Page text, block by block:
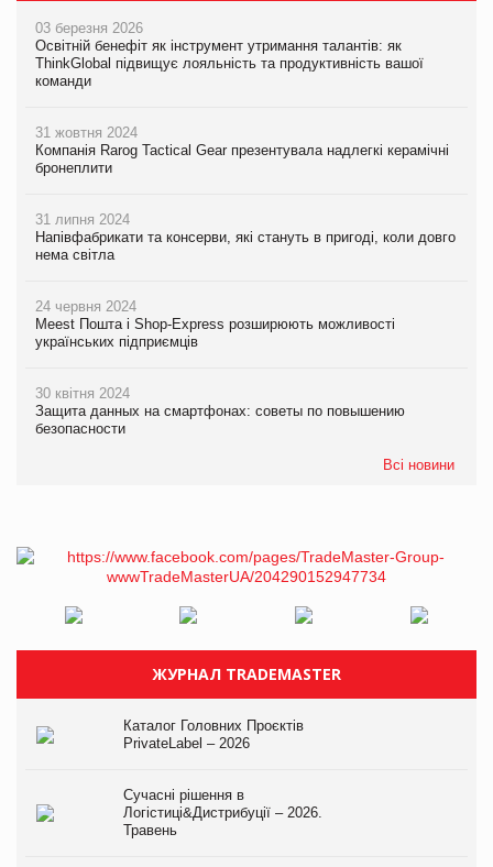
03 березня 2026
Освітній бенефіт як інструмент утримання талантів: як
ThinkGlobal підвищує лояльність та продуктивність вашої
команди
31 жовтня 2024
Компанія Rarog Tactical Gear презентувала надлегкі керамічні
бронеплити
31 липня 2024
Напівфабрикати та консерви, які стануть в пригоді, коли довго
нема світла
24 червня 2024
Meest Пошта і Shop-Express розширюють можливості
українських підприємців
30 квітня 2024
Защита данных на смартфонах: советы по повышению
безопасности
Всі новини
ЖУРНАЛ TRADEMASTER
Каталог Головних Проєктів
PrivateLabel – 2026
Сучасні рішення в
Логістиці&Дистрибуції – 2026.
Травень